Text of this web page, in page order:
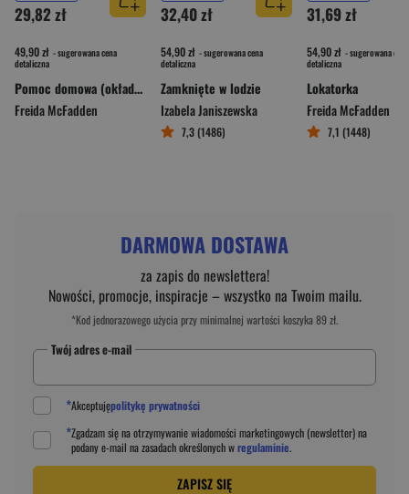
29,82 zł
49,90 zł - sugerowana cena
detaliczna
Pomoc domowa (okładka filmowa)
Freida McFadden
32,40 zł
54,90 zł - sugerowana cena
detaliczna
Zamknięte w lodzie
Izabela Janiszewska
7,3 (1486)
31,69 zł
54,90 zł - sugerowana cena
detaliczna
Lokatorka
Freida McFadden
7,1 (1448)
DARMOWA DOSTAWA
za zapis do newslettera!
Nowości, promocje, inspiracje – wszystko na Twoim mailu.
*Kod jednorazowego użycia przy minimalnej wartości koszyka 89 zł.
Twój adres e-mail
*Akceptujępolitykę prywatności
*Zgadzam się na otrzymywanie wiadomości marketingowych (newsletter) na
podanye-mail na zasadach określonych wregulaminie.
ZAPISZ SIĘ